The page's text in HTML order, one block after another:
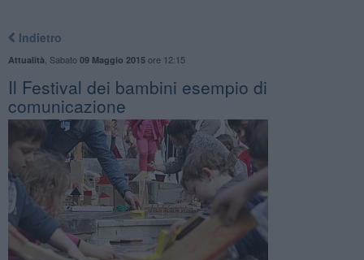
Indietro
Attualità Sabato 09 Maggio 2015ore 12:15
Il Festival dei bambini esempio di
comunicazione